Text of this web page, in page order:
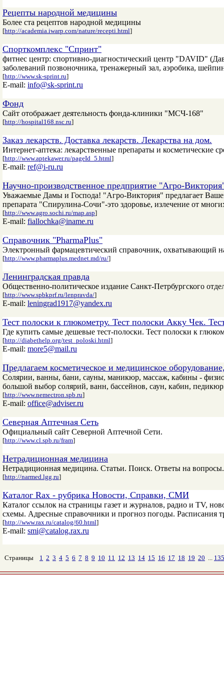
Рецепты народной медицины
Более ста рецептов народной медицины
[http://academia.iwarp.com/nature/recepti.html]
Спорткомплекс "Спринт"
фитнес центр: спортивно-диагностический центр "DAVID"
заболеваний позвоночника, тренажерный зал, аэробика,
[http://www.sk-sprint.ru]
E-mail: info@sk-sprint.ru
Фонд
Сайт отображает деятельность фонда-клиники "МСЧ-168"
[http://hospital168.nsc.ru]
Заказ лекарств. Доставка лекарств. Лекарства на дом.
Интернет-аптека: лекарственные препараты и косметические
[http://www.aptekawer.ru/pageId_5.html]
E-mail: ref@i-ru.ru
Научно-производственное предприятие "Агро-
Уважаемые Дамы и Господа! "Агро-Виктория" предлагает
препарата "Спирулина-Сочи"-это здоровье, излечение от
[http://www.agro.sochi.ru/map.asp]
E-mail: fiallochka@iname.ru
Справочник "PharmaPlus"
Электронный фармацевтический справочник, охватывающий
[http://www.pharmaplus.mednet.md/ru/]
Ленинградская правда
Общественно-политическое издание Санкт-Петрбургского
[http://www.spbkprf.ru/lenpravda/]
E-mail: leningrad1917@yandex.ru
Тест полоски к глюкометру. Тест полоски Акку Чек.
Где купить самые дешевые тест-полоски. Тест полоски к
[http://diabethelp.org/test_poloski.html]
E-mail: more5@mail.ru
Предлагаем косметическое и медицинское
Солярии, ванны, бани, сауны, маникюр, массаж, кабины -
большой выбор солярий, ванн, бассейнов, саун, кабин,
[http://www.nemectron.spb.ru]
E-mail: office@adviser.ru
Северная Аптечная Сеть
Официальный сайт Северной Аптечной Сети.
[http://www.cl.spb.ru/fram]
Нетрадиционная медицина
Нетрадиционная медицина. Статьи. Поиск. Ответы на
[http://narmed.lgg.ru]
Каталог Rax - рубрика Новости, Справки, СМИ
Каталог ссылок на страницы газет и журналов, радио и TV,
схемы. Адресные справочники и прогноз погоды. Расписания
[http://www.rax.ru/catalog/60.html]
E-mail: smi@catalog.rax.ru
Страницы 1 2 3 4 5 6 7 8 9 10 11 12 13 14 15 16 17 18 19 20 ... 135